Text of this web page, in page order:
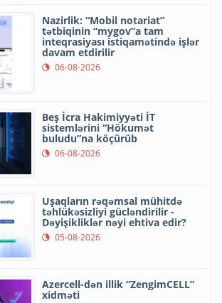
Nazirlik: “Mobil notariat”
tətbiqinin “mygov”a tam
inteqrasiyası istiqamətində işlər
davam etdirilir
06-08-2026
Beş İcra Hakimiyyəti İT
sistemlərini “Hökumət
buludu”na köçürüb
06-08-2026
Uşaqların rəqəmsal mühitdə
təhlükəsizliyi gücləndirilir -
Dəyişikliklər nəyi ehtiva edir?
05-08-2026
Azercell-dən illik “ZengimCELL”
xidməti